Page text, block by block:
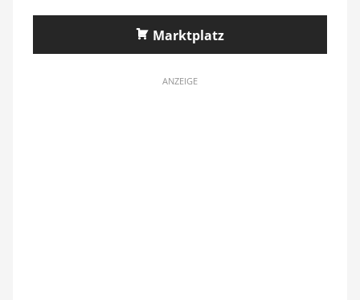
Marktplatz
ANZEIGE